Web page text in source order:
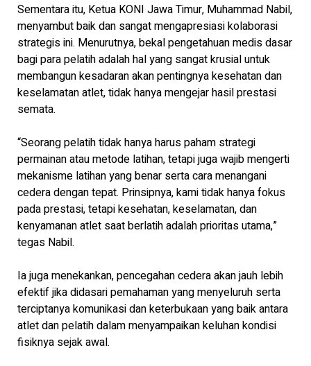
Sementara itu, Ketua KONI Jawa Timur, Muhammad Nabil,
menyambut baik dan sangat mengapresiasi kolaborasi
strategis ini. Menurutnya, bekal pengetahuan medis dasar
bagi para pelatih adalah hal yang sangat krusial untuk
membangun kesadaran akan pentingnya kesehatan dan
keselamatan atlet, tidak hanya mengejar hasil prestasi
semata.
“Seorang pelatih tidak hanya harus paham strategi
permainan atau metode latihan, tetapi juga wajib mengerti
mekanisme latihan yang benar serta cara menangani
cedera dengan tepat. Prinsipnya, kami tidak hanya fokus
pada prestasi, tetapi kesehatan, keselamatan, dan
kenyamanan atlet saat berlatih adalah prioritas utama,”
tegas Nabil.
Ia juga menekankan, pencegahan cedera akan jauh lebih
efektif jika didasari pemahaman yang menyeluruh serta
terciptanya komunikasi dan keterbukaan yang baik antara
atlet dan pelatih dalam menyampaikan keluhan kondisi
fisiknya sejak awal.